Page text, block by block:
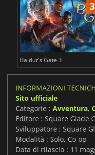
Baldur's Gate 3
INFORMAZIONI
Sito ufficiale
Categorie : Avventura,
Editore : Square Glade
Sviluppatore : Square
Modalità : Solo, Co-op
Data di rilascio : 11